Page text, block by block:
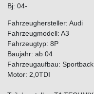
Bj: 04-
Fahrzeughersteller: Audi
Fahrzeugmodell: A3
Fahrzeugtyp: 8P
Baujahr: ab 04
Fahrzeugaufbau: Sportback
Motor: 2,0TDI